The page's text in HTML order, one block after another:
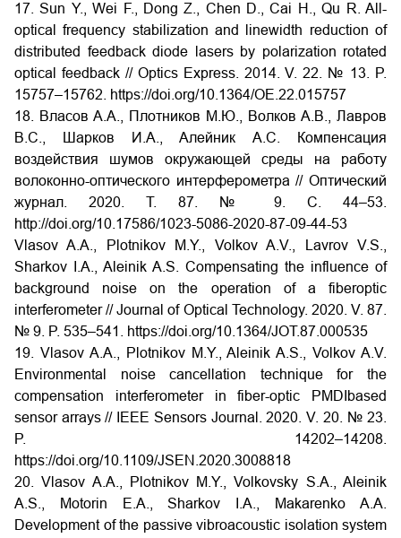
17. Sun Y., Wei F., Dong Z., Chen D., Cai H., Qu R. All-
optical frequency stabilization and linewidth reduction of
distributed feedback diode lasers by polarization rotated
optical feedback // Optics Express. 2014. V. 22. № 13. P.
15757–15762.
https://doi.org/10.1364/OE.22.015757
18. Власов А.А., Плотников М.Ю., Волков А.В., Лавров
В.С., Шарков И.А., Алейник А.С. Компенсация
воздействия шумов окружающей среды на работу
волоконно-оптического интерферометра // Оптический
журнал. 2020. Т. 87. № 9. С. 44–53.
http://doi.org/10.17586/1023-5086-2020-87-09-44-53
Vlasov A.A., Plotnikov M.Y., Volkov A.V., Lavrov V.S.,
Sharkov I.A., Aleinik A.S. Compensating the influence of
background noise on the operation of a fiberoptic
interferometer // Journal of Optical Technology. 2020. V. 87.
№ 9. P. 535–541.
https://doi.org/10.1364/JOT.87.000535
19. Vlasov A.A., Plotnikov M.Y., Aleinik A.S., Volkov A.V.
Environmental noise cancellation technique for the
compensation interferometer in fiber-optic PMDIbased
sensor arrays // IEEE Sensors Journal. 2020. V. 20. № 23.
P. 14202–14208.
https://doi.org/10.1109/JSEN.2020.3008818
20. Vlasov A.A., Plotnikov M.Y., Volkovsky S.A., Aleinik
A.S., Motorin E.A., Sharkov I.A., Makarenko A.A.
Development of the passive vibroacoustic isolation system